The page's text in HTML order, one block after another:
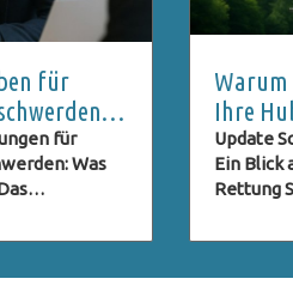
für
Müssen
für
Was
im
Warum
Ihre
Update
Ein Blick
Rettung